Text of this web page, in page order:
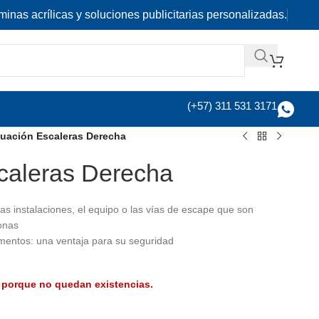
acrílicas y soluciones publicitarias personalizadas.
(+57) 311 531 3171
Escaleras Derecha
Derecha
instalaciones, el equipo o las vías de escape que son
una ventaja para su seguridad
no quedan existencias.